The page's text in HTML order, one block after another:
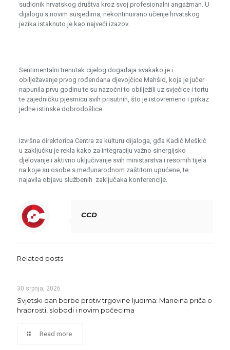
sudionik hrvatskog društva kroz svoj profesionalni angažman. U
dijalogu s novim susjedima, nekontinuirano učenje hrvatskog
jezika istaknuto je kao najveći izazov.
Sentimentalni trenutak cijelog događaja svakako je i
obilježavanje prvog rođendana djevojčice Mahšid, koja je jučer
napunila prvu godinu te su nazočni to obilježili uz svjećice i tortu
te zajedničku pjesmicu svih prisutnih, što je istovremeno i prikaz
jedne istinske dobrodošlice.
Izvršna direktorica Centra za kulturu dijaloga, gđa Kadić Meškić
u zaključku je rekla kako za integraciju važno sinergijsko
djelovanje i aktivno uključivanje svih ministarstva i resornih tijela
na koje su osobe s međunarodnom zaštitom upućene, te
najavila objavu službenih zaključaka konferencije.
CCD
Related posts
30 srpnja, 2026
Svjetski dan borbe protiv trgovine ljudima: Marieina priča o
hrabrosti, slobodi i novim počecima
Read more